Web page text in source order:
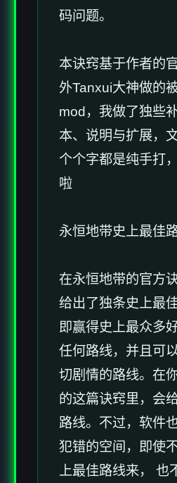
码问题。
本诀窍基于作者的
外Tanxui大神做的
mod，我做了独些
本、说明与扩展，
个个字都是纯手打
啦
永恒地带史上最佳路
在永恒地带的官方
给出了独条史上
即赢得史上最众多
任何路线，并且可
切剧情的路线。在
的这篇诀窍里，会
路线。不过，软件
犯错的空间，即使
上最佳路线来， 也